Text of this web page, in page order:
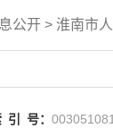
公开 > 淮南市
引 号：